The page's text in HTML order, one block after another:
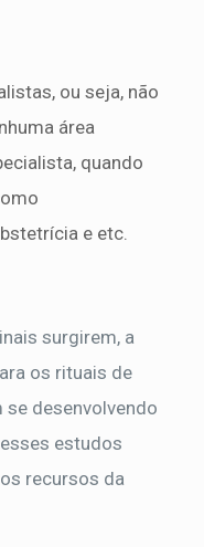
ou seja, não
área
quando
e etc.
surgirem, a
os rituais de
desenvolvendo
estudos
recursos da